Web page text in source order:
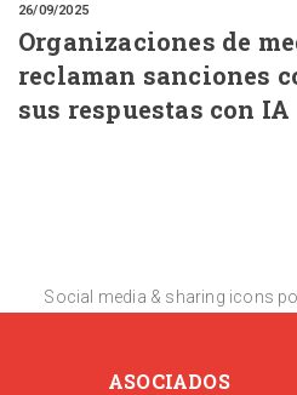
26/09/2025
Organizaciones de
reclaman sanciones
sus respuestas con IA
Social media & sharing icons
ASOCIADOS